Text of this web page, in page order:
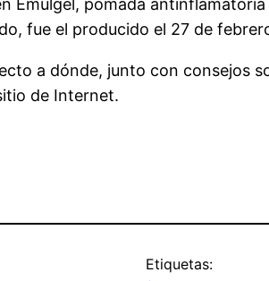
Emulgel, pomada
fue el producido el 27 de
a dónde, junto con consejos
de Internet.
Etiquetas: